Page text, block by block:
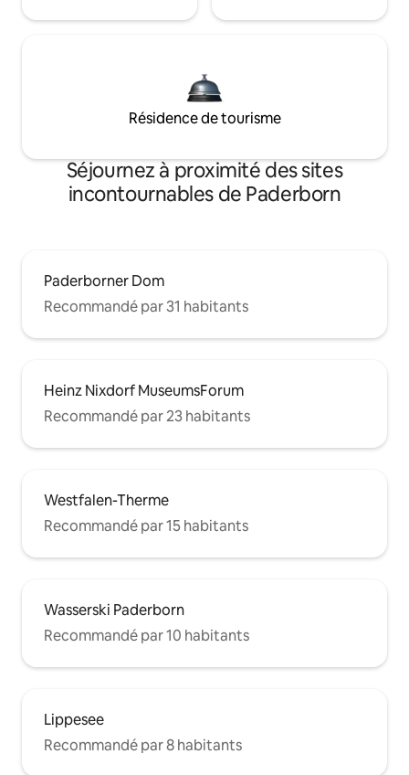
Résidence de tourisme
Séjournez à proximité des sites
incontournables de Paderborn
Paderborner Dom
Recommandé par 31 habitants
Heinz Nixdorf MuseumsForum
Recommandé par 23 habitants
Westfalen-Therme
Recommandé par 15 habitants
Wasserski Paderborn
Recommandé par 10 habitants
Lippesee
Recommandé par 8 habitants